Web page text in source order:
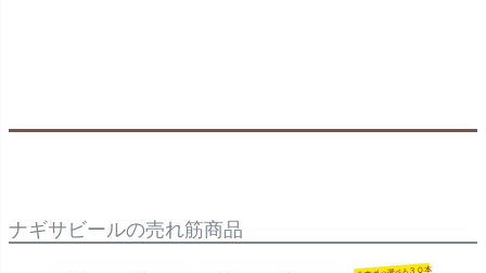
ナギサビールの売れ筋商品